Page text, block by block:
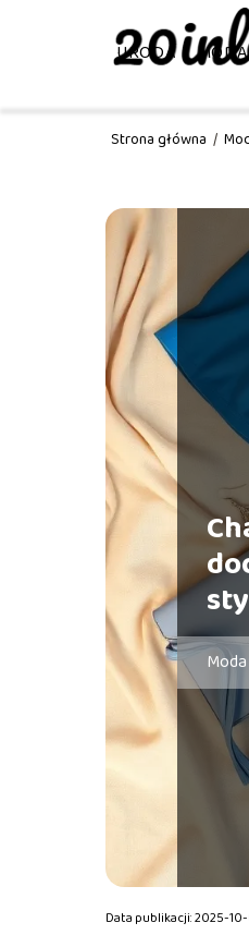
URODA MODA
Strona główna /
Moda
Data publikacji: 2025-